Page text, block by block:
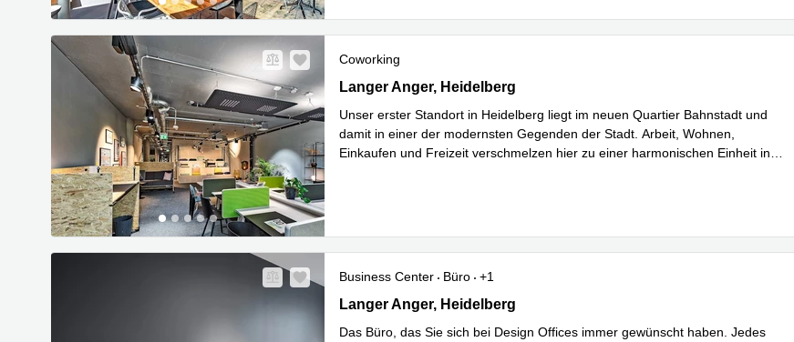
Coworking
Langer Anger 7-9, Heidelberg
Langer Anger, Heidelberg
Unser erster Standort in Heidelberg liegt im neuen Quartier Bahnstadt und
damit in einer der modernsten Gegenden der Stadt. Arbeit, Wohnen,
Einkaufen und Freizeit verschmelzen hier zu einer harmonischen Einheit in
Business Center Büro
+1
Langer Anger 7-9, Heidelberg
Langer Anger, Heidelberg
Das Büro, das Sie sich bei Design Offices immer gewünscht haben. Jedes